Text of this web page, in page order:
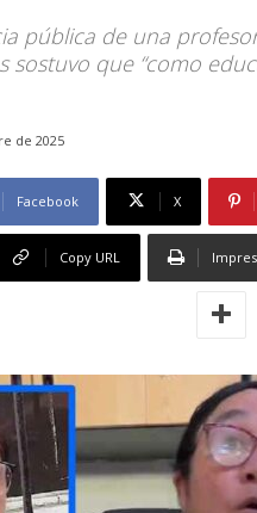
pública de una
sostuvo que “como
de 2025
Facebook X
Copy URL